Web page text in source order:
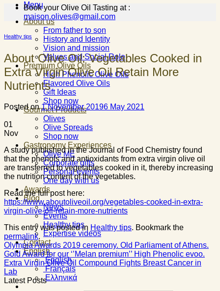
Menu
About us
From father to son
History and Identity
Vision and mission
Values and Social Role
Premium Olive Oils
High Phenolic Olive Oils
Flavored Olive Oils
Gift Ideas
Shop now
Gourmet Products
Olives
Olive Spreads
Shop now
Gastronomy Experiences
Olive ME
Corporate gifts
Personal events
One day with us
Awards
Blog
News
Events
Healthy tips
Expertise videos
Contact
English
English
Français
Ελληνικά
Book your Olive Oil Tasting at :
maison.olives@gmail.com
Healthy tips
About Olive Oil: Vegetables Cooked in
Extra Virgin Olive Oil Retain More
Nutrients
Posted on1 November 20196 May 2021
01
Nov
A study published in the Journal of Food Chemistry found
that the phenols and antioxidants from extra virgin olive oil
are transferred to vegetables cooked in it, thereby increasing
the nutrition content of the vegetables.
Read the full post here:
https://www.aboutoliveoil.org/vegetables-cooked-in-extra-
virgin-olive-oil-retain-more-nutrients
This entry was posted in Healthy tips. Bookmark the
permalink.
Olympia Awards 2019 ceremony. Old Parliament of Athens.
Gold Award for our ‘’Melan premium’’ High Phenolic evoo.
Extra Virgin Olive Oil Compound Fights Breast Cancer in
Lab
Latest Posts